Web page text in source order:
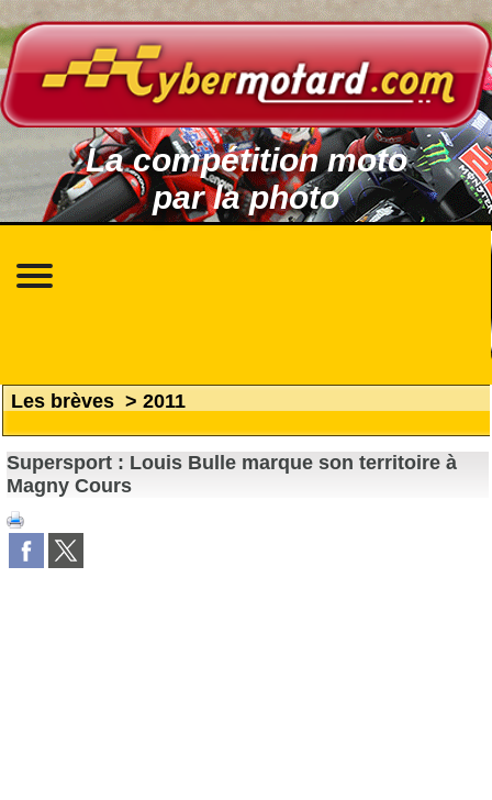
La compétition moto
par la photo
Les brèves > 2011
Supersport : Louis Bulle marque son territoire à
Magny Cours